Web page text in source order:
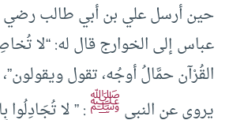
حين أرسل علي بن أبي طالب رضي
عباس إلى الخوارج قال له: “لا
القُرْآن حمَّالُ أوجُه، تقول
يروى عن النبيﷺ: ” لا تُجَادِلُوا